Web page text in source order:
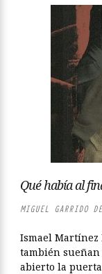
Qué había al
MIGUEL GARRIDO
Ismael Martínez
también sueñan
abierto la